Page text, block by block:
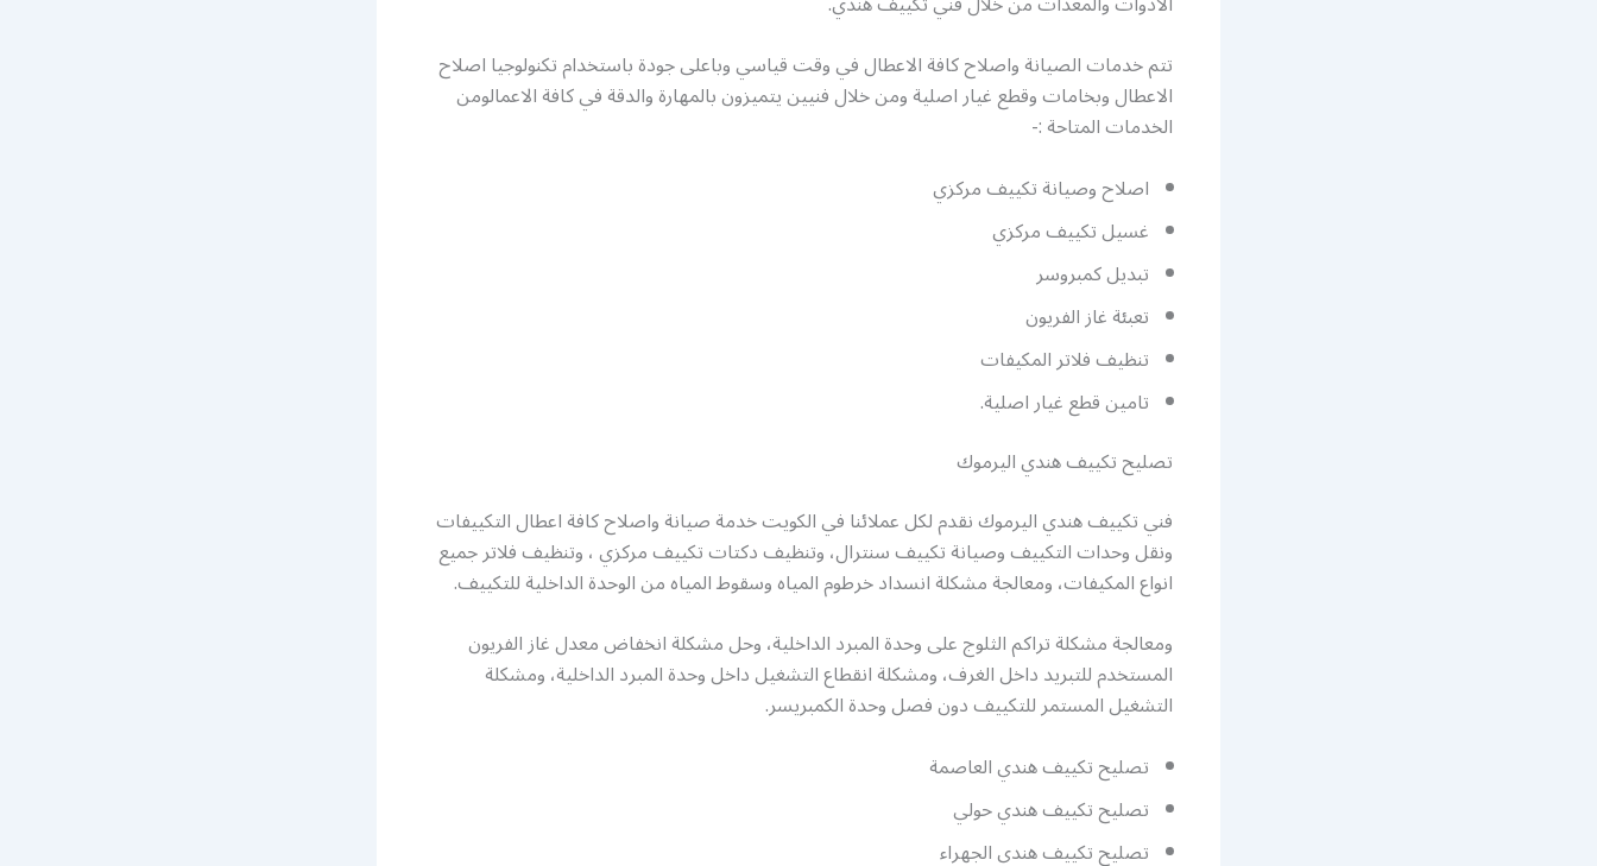
تتم خدمات الصيانة واصلاح كافة الاعطال في وقت قياسي وباعلى جودة باستخدام تكنولوجيا اصلاح
الاعطال وبخامات وقطع غيار اصلية ومن خلال فنيين يتميزون بالمهارة والدقة في كافة الاعمالومن
الخدمات المتاحة :-
اصلاح وصيانة تكييف مركزي
غسيل تكييف مركزي
تبديل كمبروسر
تعبئة غاز الفريون
تنظيف فلاتر المكيفات
تامين قطع غيار اصلية.
تصليح تكييف هندي اليرموك
فني تكييف هندي اليرموك نقدم لكل عملائنا في الكويت خدمة صيانة واصلاح كافة اعطال التكييفات
ونقل وحدات التكييف وصيانة تكييف سنترال، وتنظيف دكتات تكييف مركزي ، وتنظيف فلاتر جميع
انواع المكيفات، ومعالجة مشكلة انسداد خرطوم المياه وسقوط المياه من الوحدة الداخلية للتكييف.
ومعالجة مشكلة تراكم الثلوج على وحدة المبرد الداخلية، وحل مشكلة انخفاض معدل غاز الفريون
المستخدم للتبريد داخل الغرف، ومشكلة انقطاع التشغيل داخل وحدة المبرد الداخلية، ومشكلة
التشغيل المستمر للتكييف دون فصل وحدة الكمبريسر.
تصليح تكييف هندي العاصمة
تصليح تكييف هندي حولي
تصليح تكييف هندي الجهراء